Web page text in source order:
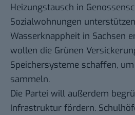
Heizungstausch in
Sozialwohnungen
Wasserknappheit in Sachsen
wollen die Grünen
Speichersysteme schaffen,
sammeln.
Die Partei will außerdem
Infrastruktur fördern.